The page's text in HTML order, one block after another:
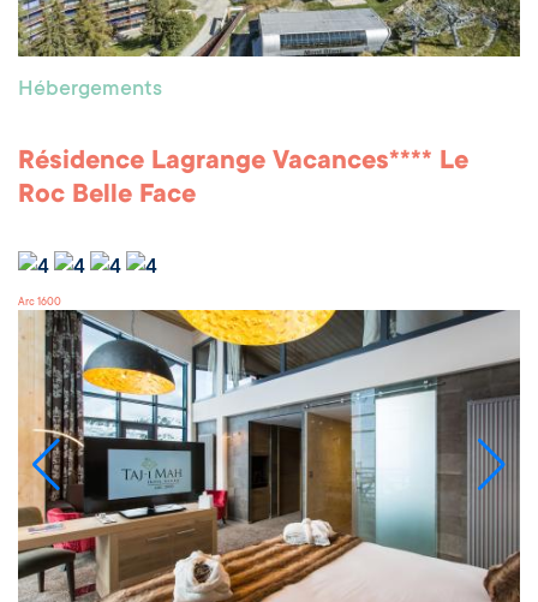
Hébergements
Résidence Lagrange Vacances**** Le
Roc Belle Face
Arc 1600